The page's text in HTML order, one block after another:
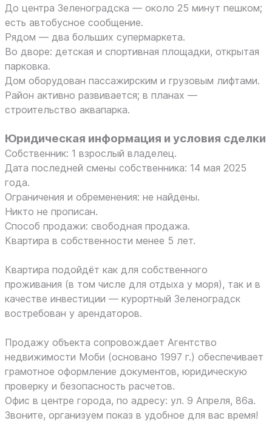
До центра Зеленоградска — около 25 минут пешком;
есть автобусное сообщение.
Рядом — два больших супермаркета.
Во дворе: детская и спортивная площадки, открытая
парковка.
Дом оборудован пассажирским и грузовым лифтами.
Район активно развивается; в планах —
строительство аквапарка.
Юридическая информация и условия сделки
Собственник: 1 взрослый владелец.
Дата последней смены собственника: 14 мая 2025
года.
Ограничения и обременения: не найдены.
Никто не прописан.
Способ продажи: свободная продажа.
Квартира в собственности менее 5 лет.
Квартира подойдёт как для собственного
проживания (в том числе для отдыха у моря), так и в
качестве инвестиции — курортный Зеленоградск
востребован у арендаторов.
Продажу объекта сопровождает Агентство
недвижимости Моби (основано 1997 г.) обеспечивает
грамотное оформление документов, юридическую
проверку и безопасность расчетов.
Офис в центре города, по адресу: ул. 9 Апреля, 86а.
Звоните, организуем показ в удобное для вас время!